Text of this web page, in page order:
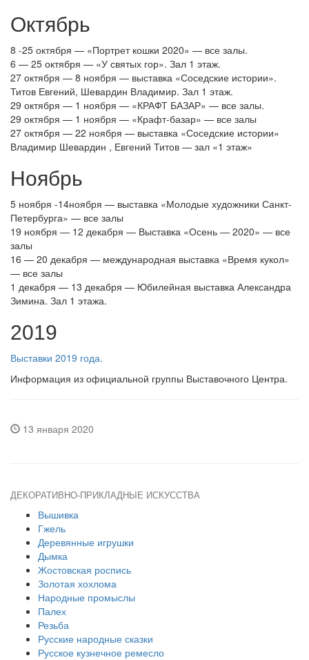
Октябрь
8 -25 октября — «Портрет кошки 2020» — все залы.
6 — 25 октября — «У святых гор». Зал 1 этаж.
27 октября — 8 ноября — выставка «Соседские истории».
Титов Евгений, Шевардин Владимир. Зал 1 этаж.
29 октября — 1 ноября — «КРАФТ БАЗАР» — все залы.
29 октября — 1 ноября — «Крафт-базар» — все залы
27 октября — 22 ноября — выставка «Соседские истории»
Владимир Шевардин , Евгений Титов — зал «1 этаж»
Ноябрь
5 ноября -14ноября — выставка «Молодые художники Санкт-
Петербурга» — все залы
19 ноября — 12 декабря — Выставка «Осень — 2020» — все
залы
16 — 20 декабря — международная выставка «Время кукол»
— все залы
1 декабря — 13 декабря — Юбилейная выставка Александра
Зимина. Зал 1 этажа.
2019
Выставки 2019 года.
Информация из официальной группы Выставочного Центра.
13 января 2020
ДЕКОРАТИВНО-ПРИКЛАДНЫЕ ИСКУССТВА
Вышивка
Гжель
Деревянные игрушки
Дымка
Жостовская роспись
Золотая хохлома
Народные промыслы
Палех
Резьба
Русские народные сказки
Русское кузнечное ремесло